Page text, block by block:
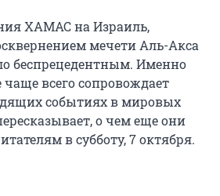
ХАМАС на Израиль,
мечети Аль-Акса
беспрецедентным. Именно
чаще всего сопровождает
событиях в мировых
о чем еще они
в субботу, 7 октября.